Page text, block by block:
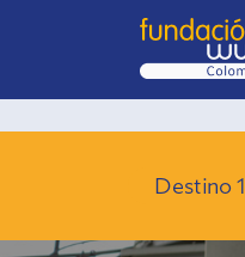
Destino 1